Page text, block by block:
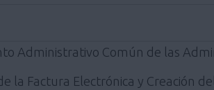
Administrativo Común de las
la Factura Electrónica y Creación